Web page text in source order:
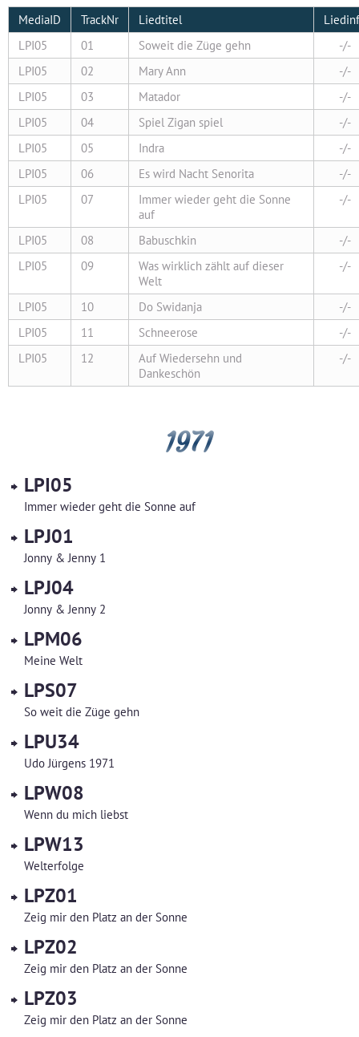
LPI05 01 Soweit die Züge gehn
-/-
LPI05
02 Mary Ann
-/-
LPI05
03 Matador
-/-
LPI05
04 Spiel Zigan spiel
-/-
LPI05
05 Indra
-/-
LPI05
06 Es wird Nacht Senorita
-/-
LPI05
07
Immer wieder geht die Sonne
auf
-/-
LPI05 08 Babuschkin
-/-
LPI05
09
Was wirklich zählt auf dieser
Welt
-/-
LPI05 10 Do Swidanja
-/-
LPI05
11 Schneerose
-/-
LPI05
12
Auf Wiedersehn und
Dankeschön
-/-
MediaID TrackNr Liedtitel
1971
LPI05
Immer wieder geht die Sonne auf
LPJ01
Jonny & Jenny 1
LPJ04
Jonny & Jenny 2
LPM06
Meine Welt
LPS07
So weit die Züge gehn
LPU34
Udo Jürgens 1971
LPW08
Wenn du mich liebst
LPW13
Welterfolge
LPZ01
Zeig mir den Platz an der Sonne
LPZ02
Zeig mir den Platz an der Sonne
LPZ03
Zeig mir den Platz an der Sonne